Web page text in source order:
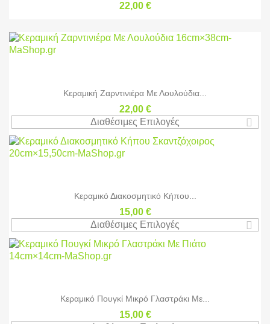
22,00 €
Κεραμική Ζαρντινιέρα Με Λουλούδια...
22,00 €
Διαθέσιμες Επιλογές
Κεραμικό Διακοσμητικό Κήπου...
15,00 €
Διαθέσιμες Επιλογές
Κεραμικό Πουγκί Μικρό Γλαστράκι Με...
15,00 €